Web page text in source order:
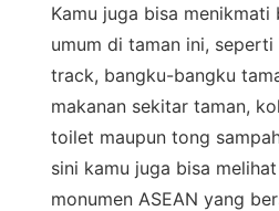
Kamu juga bisa
umum di taman ini,
track, bangku-bangku
makanan sekitar taman,
toilet maupun tong
sini kamu juga bisa
monumen ASEAN yang